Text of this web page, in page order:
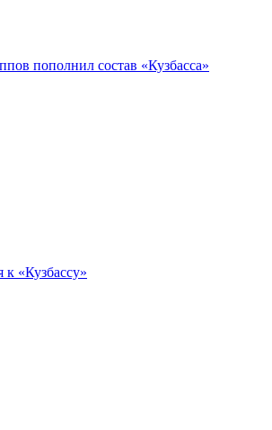
пополнил состав «Кузбасса»
«Кузбассу»